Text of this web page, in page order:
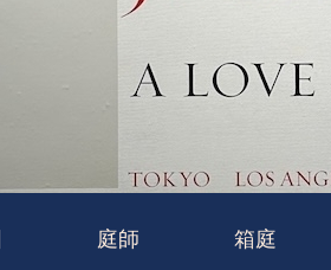
庭師 箱庭